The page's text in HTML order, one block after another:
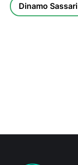
Dinamo Sassari